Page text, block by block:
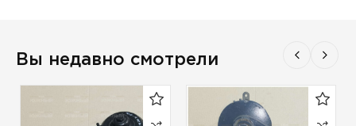
Вы недавно смотрели